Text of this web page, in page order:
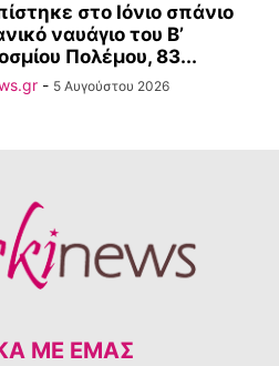
στο Ιόνιο σπάνιο
ναυάγιο του Β’
Πολέμου, 83...
- 5 Αυγούστου 2026
ΜΕ ΕΜΆΣ